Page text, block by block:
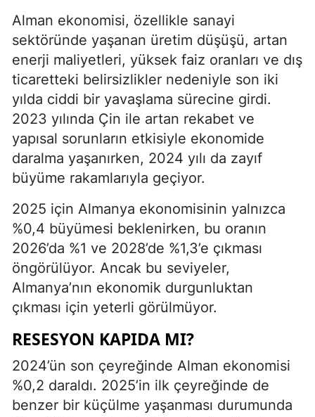
Alman ekonomisi, özellikle sanayi
sektöründe yaşanan üretim düşüşü, artan
enerji maliyetleri, yüksek faiz oranları ve dış
ticaretteki belirsizlikler nedeniyle son iki
yılda ciddi bir yavaşlama sürecine girdi.
2023 yılında Çin ile artan rekabet ve
yapısal sorunların etkisiyle ekonomide
daralma yaşanırken, 2024 yılı da zayıf
büyüme rakamlarıyla geçiyor.
2025 için Almanya ekonomisinin yalnızca
%0,4 büyümesi beklenirken, bu oranın
2026’da %1 ve 2028’de %1,3’e çıkması
öngörülüyor. Ancak bu seviyeler,
Almanya’nın ekonomik durgunluktan
çıkması için yeterli görülmüyor.
RESESYON KAPIDA MI?
2024’ün son çeyreğinde Alman ekonomisi
%0,2 daraldı. 2025’in ilk çeyreğinde de
benzer bir küçülme yaşanması durumunda